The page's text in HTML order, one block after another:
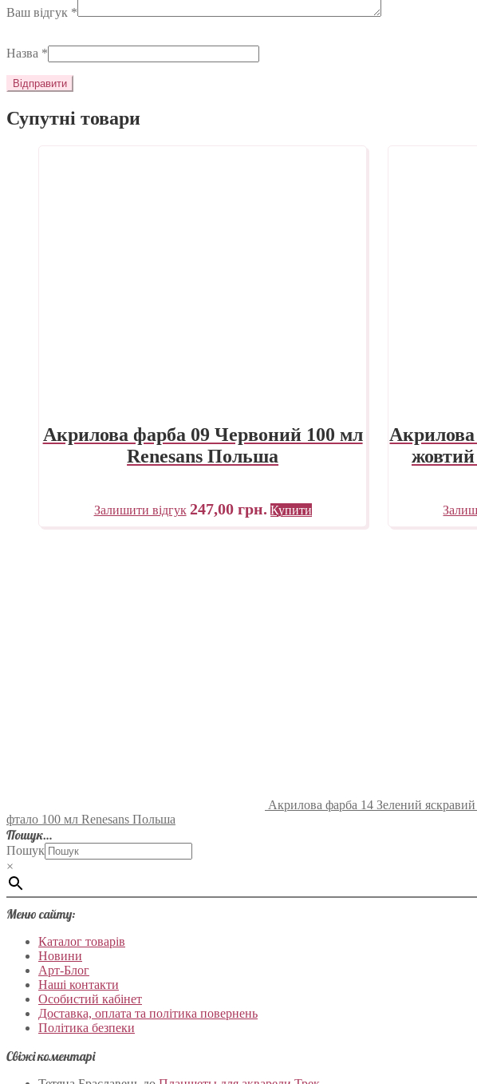
Ваш відгук *
Назва *
Супутні товари
Акрилова фарба 09 Червоний 100 мл
Renesans Польша
Залишити відгук 247,00 грн. Купити
Акрилова фарба 14 Зелений
фтало 100 мл Renesans Польша
Пошук…
Пошук
×
Меню сайту:
Каталог товарів
Новини
Арт-Блог
Наші контакти
Особистий кабінет
Доставка, оплата та політика повернень
Політика безпеки
Свіжі коментарі